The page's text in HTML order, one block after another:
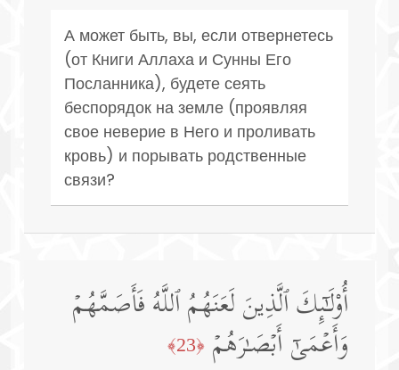
А может быть, вы, если отвернетесь
(от Книги Аллаха и Сунны Его
Посланника), будете сеять
беспорядок на земле (проявляя
свое неверие в Него и проливать
кровь) и порывать родственные
связи?
أُو۟لَـٰۤىِٕكَ ٱلَّذِینَ لَعَنَهُمُ ٱللَّهُ فَأَصَمَّهُمۡ
وَأَعۡمَىٰۤ أَبۡصَـٰرَهُمۡ ﴿23﴾